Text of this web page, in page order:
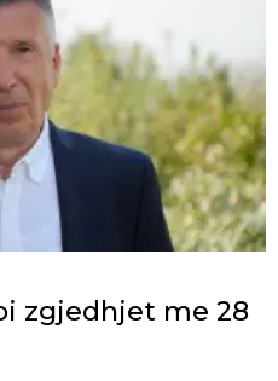
zgjedhjet me 28